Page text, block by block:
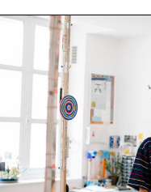
MAGAZINE
ESPACES DE
Recherche
Connexion
↓